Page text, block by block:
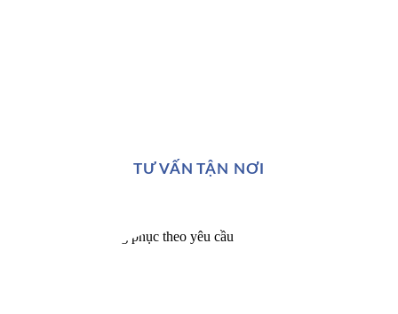
TƯ VẤN TẬN NƠI